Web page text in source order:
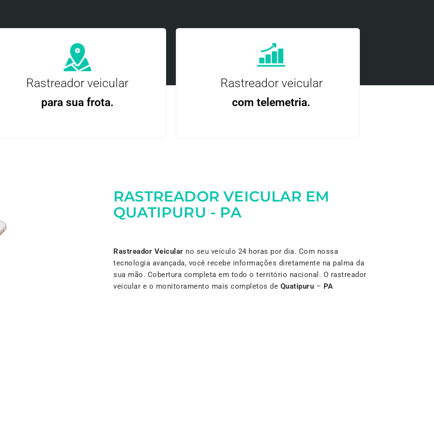
Rastreador veicular
para sua frota.
Rastreador veicular
com telemetria.
RASTREADOR VEICULAR EM
QUATIPURU - PA
Rastreador Veicular no seu veículo 24 horas por dia. Com nossa
tecnologia avançada, você recebe informações diretamente na palma da
sua mão. Cobertura completa em todo o território nacional. O rastreador
veicular e o monitoramento mais completos de Quatipuru – PA